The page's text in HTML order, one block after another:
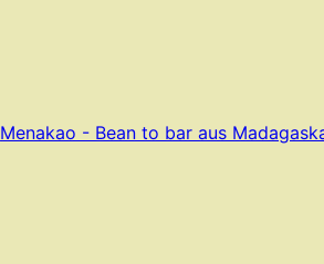
Menakao - Bean to bar aus